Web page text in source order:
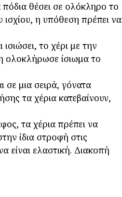
πόδια θέσει σε ολόκληρο το
η υπόθεση πρέπει να
το χέρι με την
ολοκλήρωσε ίσιωμα το
σε μια σειρά, γόνατα
τα χέρια κατεβαίνουν,
τα χέρια πρέπει να
ίδια στροφή στις
είναι ελαστική. Διακοπή